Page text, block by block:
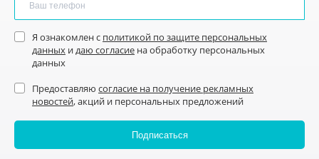
Я ознакомлен с политикой по защите персональных
данных идаю согласие на обработку персональных
данных
Предоставляю согласие на получение рекламных
новостей, акций и персональных предложений